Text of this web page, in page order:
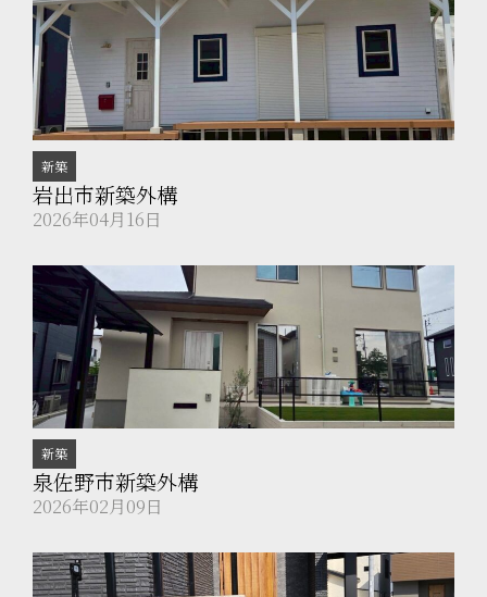
新築
岩出市新築外構
2026年04月16日
新築
泉佐野市新築外構
2026年02月09日